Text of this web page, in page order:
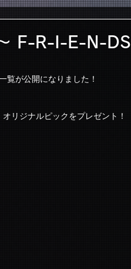
F-R-I-E-N-DS
覧が公開になりました！
リジナルピックをプレゼント！